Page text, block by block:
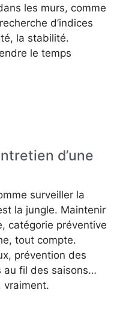
les murs, comme
d’indices
la stabilité.
le temps
d’une
surveiller la
la jungle. Maintenir
catégorie préventive
tout compte.
prévention des
au fil des saisons…
vraiment.